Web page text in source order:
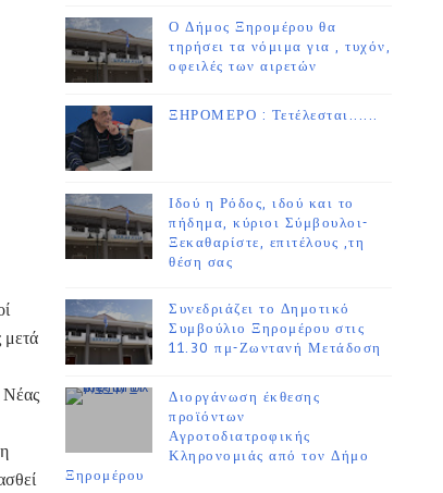
μετά
Νέας
Ο Δήμος Ξηρομέρου θα
τηρήσει τα νόμιμα για , τυχόν,
οφειλές των αιρετών
ΞΗΡΟΜΕΡΟ : Τετέλεσται......
Ιδού η Ρόδος, ιδού και το
πήδημα, κύριοι Σύμβουλοι-
Ξεκαθαρίστε, επιτέλους ,τη
θέση σας
Συνεδριάζει το Δημοτικό
Συμβούλιο Ξηρομέρου στις
11.30 πμ-Ζωντανή Μετάδοση
Διοργάνωση έκθεσης
προϊόντων
Αγροτοδιατροφικής
Κληρονομιάς από τον Δήμο
Ξηρομέρου